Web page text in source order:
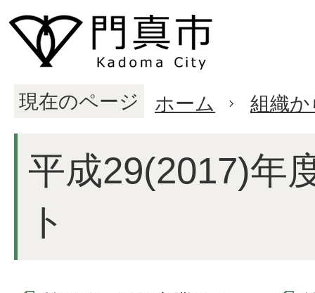
現在のページ ホーム 組織
平成29(2017)年
ト